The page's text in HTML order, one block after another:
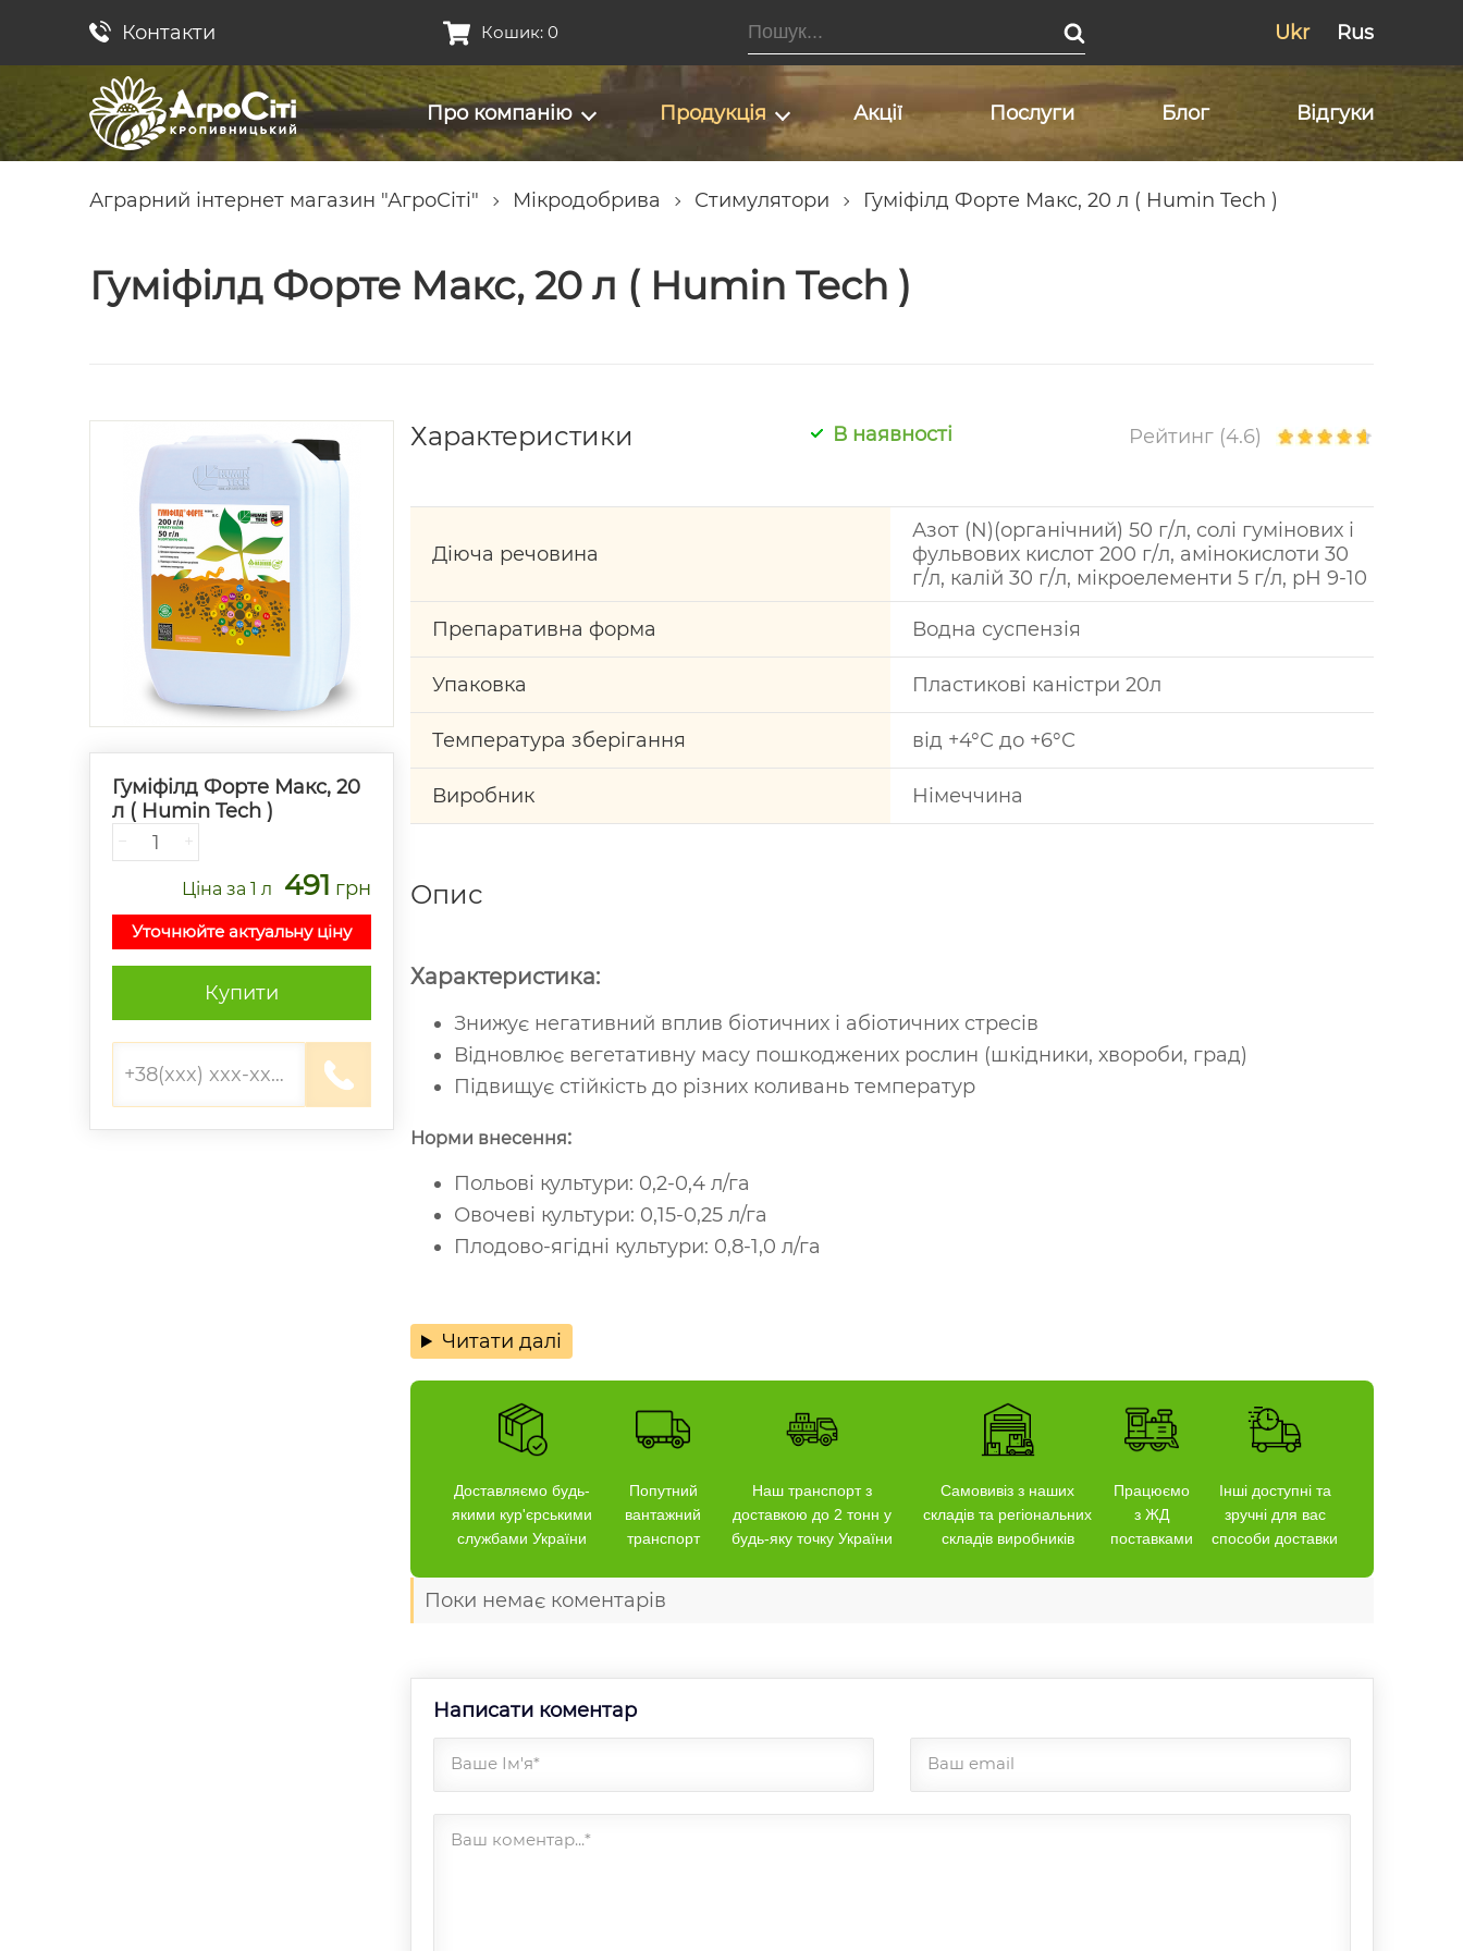
Контакти Кошик: 0 Ukr Rus
Про компанію Продукція Акції Послуги Блог Відгуки
Аграрний інтернет магазин "АгроСіті" Мікродобрива Стимулятори Гуміфілд Форте Макс, 20 л ( Humin Tech )
Гуміфілд Форте Макс, 20 л ( Humin Tech )
Гуміфілд Форте Макс, 20
л ( Humin Tech )
− +
Ціна за 1 л 491 грн
Уточнюйте актуальну ціну
Купити
Характеристики В наявності Рейтинг (4.6)
Діюча речовина
Азот (N)(органічний) 50 г/л, солі гумінових і
фульвових кислот 200 г/л, амінокислоти 30
г/л, калій 30 г/л, мікроелементи 5 г/л, рН 9-10
Препаративна форма Водна суспензія
Упаковка Пластикові каністри 20л
Температура зберігання від +4°С до +6°С
Виробник Німеччина
Опис
Характеристика:
Знижує негативний вплив біотичних і абіотичних стресів
Відновлює вегетативну масу пошкоджених рослин (шкідники, хвороби, град)
Підвищує стійкість до різних коливань температур
Норми внесення:
Польові культури: 0,2-0,4 л/га
Овочеві культури: 0,15-0,25 л/га
Плодово-ягідні культури: 0,8-1,0 л/га
Читати далі
Доставляємо будь-
якими кур'єрськими
службами України
Попутний
вантажний
транспорт
Наш транспорт з
доставкою до 2 тонн у
будь-яку точку України
Самовивіз з наших
складів та регіональних
складів виробників
Працюємо
з ЖД
поставками
Інші доступні та
зручні для вас
способи доставки
Поки немає коментарів
Написати коментар
Ваше Ім'я* Ваш email
Ваш коментар...*